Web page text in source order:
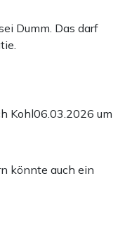
Dumm. Das darf
Kohl06.03.2026 um
könnte auch ein